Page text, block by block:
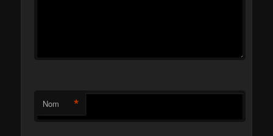
Nom *